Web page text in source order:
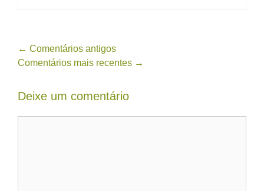
Navegação
de
← Comentários antigos
Comentários mais recentes →
Deixe um comentário